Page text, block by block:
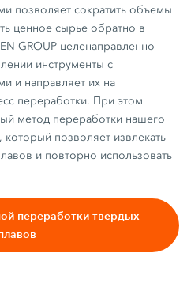
позволяет сократить объемы
ценное сырье обратно в
GROUP целенаправленно
инструменты с
и направляет их на
переработки. При этом
метод переработки нашего
который позволяет извлекать
и повторно использовать
переработки твердых